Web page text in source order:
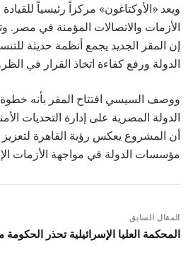
ويعد «الأوكتاغون» مركزاً رئيسياً
الأزمات والاتصالات المؤمنة في مصر.
إن المقر الجديد يجمع أنظمة حديثة
الدولة ورفع كفاءة اتخاذ القرار في
ووصف السيسي افتتاح المقر بأنه
الدولة المصرية على إدارة التحديات
أن المشروع يعكس رؤية القاهرة لتعزيز
مؤسسات الدولة في مواجهة الأزمات
المقال السابق
المحكمة العليا الإسرائيلية تحذر